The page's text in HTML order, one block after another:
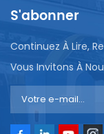
S'abonner
Continuez À Lire,
Vous Invitons À